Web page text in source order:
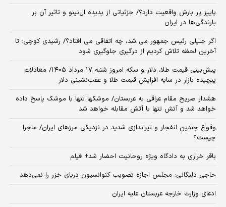
پاییز پر بارش واقعیت دارد؟/ جزئیاتی از پدیده ال‌نینو و تاثیر آن بر
بارندگی‌ها در ایران
اگر جلیلی رئیس جمهور می شد، چه اتفاقی می افتاد؟/ رشیدی کوچی: تا
آخرین لحظه تلاش کردیم از درگیری جلوگیری شود
پیش‌بینی قیمت طلا، دلار و سکه امروز شنبه ۱۷ مرداد ۱۴۰۵/ معادلات
پیچیده بازار در سایه افزایش قیمت طلا و عقب‌نشینی دلار
هشدار صریح مقام عراقی به عربستان/ موشکها تنها با موشک پاسخ داده
خواهد شد و آتش تنها با آتش مقابله خواهد شد
وقوع چندین انفجار و تیراندازی شدید در نزدیکی مرز‌های ایران/ ماجرا
چیست؟
باقر خرازی به دادگاه ویژه روحانیت احضار شد+ فیلم
حاجی دلیگانی: مجلس اجازه تصویب کنوانسیون دریای خزر را نمی‌دهد
ادعای وزارت خارجه عربستان علیه ایران